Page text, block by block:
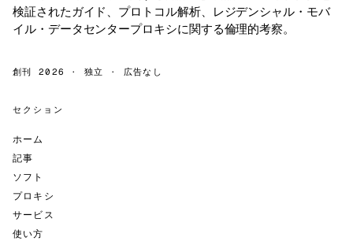
検証されたガイド、プロトコル解析、レジデンシャル・モバ
イル・データセンタープロキシに関する倫理的考察。
創刊 2026 · 独立 · 広告なし
セクション
ホーム
記事
ソフト
プロキシ
サービス
使い方